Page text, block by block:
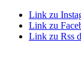
Link zu
Link zu
Link zu Rss